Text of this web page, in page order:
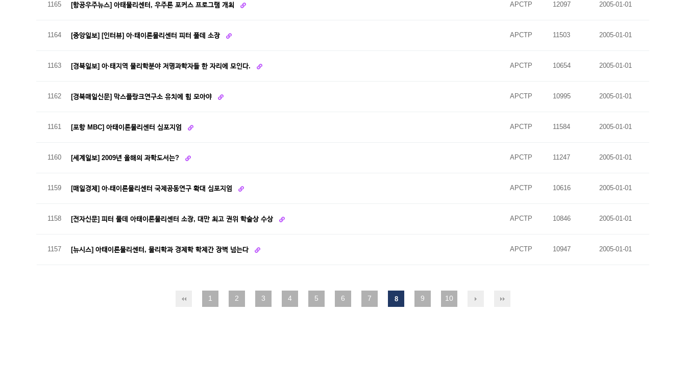
1165 [항공우주뉴스] 아태물리센터, 우주론 포커스 프로그램 개최 APCTP 12097 2005-01-01
1164 [중앙일보] [인터뷰] 아·태이론물리센터 피터 풀데 소장 APCTP 11503 2005-01-01
1163 [경북일보] 아·태지역 물리학분야 저명과학자들 한 자리에 모인다. APCTP 10654 2005-01-01
1162 [경북매일신문] 막스플랑크연구소 유치에 힘 모아야 APCTP 10995 2005-01-01
1161 [포항 MBC] 아태이론물리센터 심포지엄 APCTP 11584 2005-01-01
1160 [세계일보] 2009년 올해의 과학도서는? APCTP 11247 2005-01-01
1159 [매일경제] 아-태이론물리센터 국제공동연구 확대 심포지엄 APCTP 10616 2005-01-01
1158 [전자신문] 피터 풀데 아태이론물리센터 소장, 대만 최고 권위 학술상 수상 APCTP 10846 2005-01-01
1157 [뉴시스] 아태이론물리센터, 물리학과 경제학 학제간 장벽 넘는다 APCTP 10947 2005-01-01
1 2 3 4 5 6 7 8 9 10